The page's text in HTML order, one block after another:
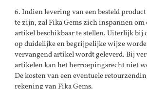
6. Indien levering van een besteld
te zijn, zal Fika Gems zich inspannen om
artikel beschikbaar te stellen. Uiterlijk bij
op duidelijke en begrijpelijke wijze
vervangend artikel wordt geleverd. Bij
artikelen kan het herroepingsrecht niet
De kosten van een eventuele
rekening van Fika Gems.